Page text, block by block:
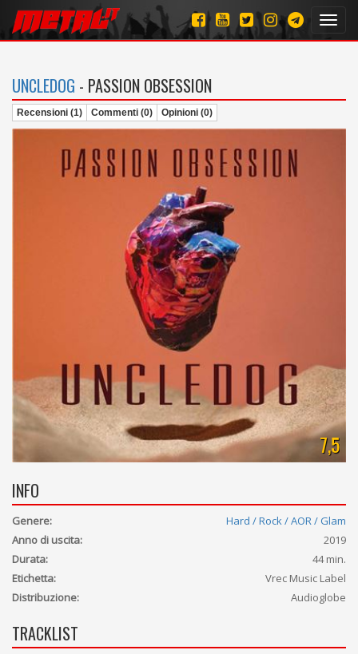
UNCLEDOG - PASSION OBSESSION
Recensioni (1) Commenti (0) Opinioni (0)
7,5
INFO
Genere:
Hard / Rock / AOR / Glam
Anno di uscita:
2019
Durata:
44 min.
Etichetta:
Vrec Music Label
Distribuzione:
Audioglobe
TRACKLIST